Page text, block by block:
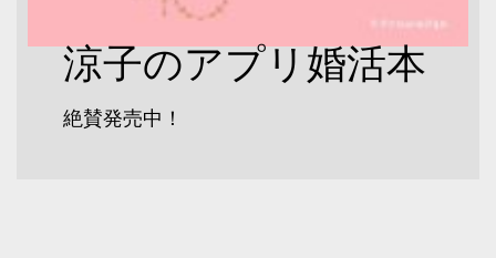
涼子のアプリ婚活本
絶賛発売中！